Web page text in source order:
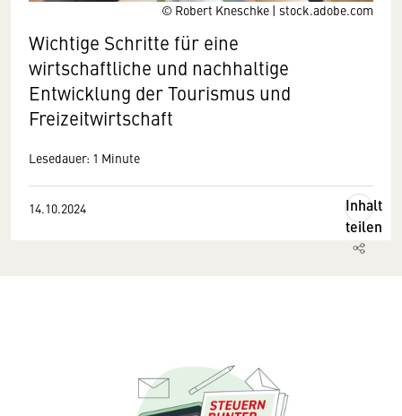
© Robert Kneschke | stock.adobe.com
Wichtige Schritte für eine
wirtschaftliche und nachhaltige
Entwicklung der Tourismus und
Freizeitwirtschaft
Lesedauer: 1 Minute
14.10.2024
Inhalt
teilen